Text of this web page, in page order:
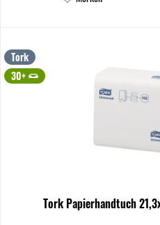
Tork
30+
Tork Papierhandtuch